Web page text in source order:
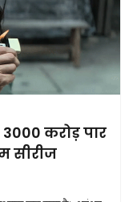
करोड़ पार
सीरीज